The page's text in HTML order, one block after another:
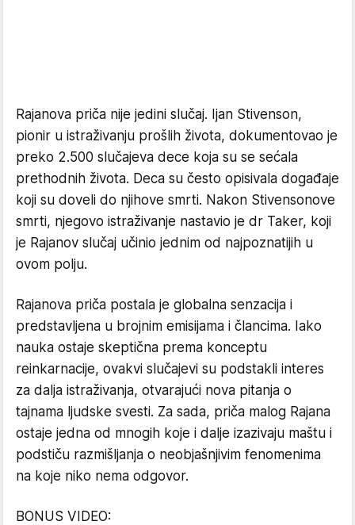
Rajanova priča nije jedini slučaj. Ijan Stivenson,
pionir u istraživanju prošlih života, dokumentovao je
preko 2.500 slučajeva dece koja su se sećala
prethodnih života. Deca su često opisivala događaje
koji su doveli do njihove smrti. Nakon Stivensonove
smrti, njegovo istraživanje nastavio je dr Taker, koji
je Rajanov slučaj učinio jednim od najpoznatijih u
ovom polju.
Rajanova priča postala je globalna senzacija i
predstavljena u brojnim emisijama i člancima. Iako
nauka ostaje skeptična prema konceptu
reinkarnacije, ovakvi slučajevi su podstakli interes
za dalja istraživanja, otvarajući nova pitanja o
tajnama ljudske svesti. Za sada, priča malog Rajana
ostaje jedna od mnogih koje i dalje izazivaju maštu i
podstiču razmišljanja o neobjašnjivim fenomenima
na koje niko nema odgovor.
BONUS VIDEO: